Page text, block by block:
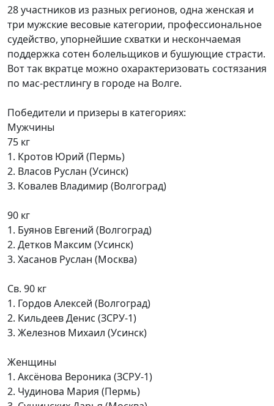
28 участников из разных регионов, одна женская и
три мужские весовые категории, профессиональное
судейство, упорнейшие схватки и нескончаемая
поддержка сотен болельщиков и бушующие страсти.
Вот так вкратце можно охарактеризовать состязания
по мас-рестлингу в городе на Волге.
Победители и призеры в категориях:
Мужчины
75 кг
1. Кротов Юрий (Пермь)
2. Власов Руслан (Усинск)
3. Ковалев Владимир (Волгоград)
90 кг
1. Буянов Евгений (Волгоград)
2. Детков Максим (Усинск)
3. Хасанов Руслан (Москва)
Св. 90 кг
1. Гордов Алексей (Волгоград)
2. Кильдеев Денис (ЗСРУ-1)
3. Железнов Михаил (Усинск)
Женщины
1. Аксёнова Вероника (ЗСРУ-1)
2. Чудинова Мария (Пермь)